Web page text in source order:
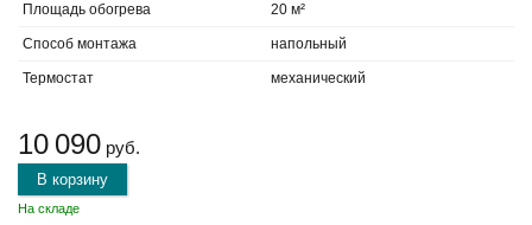
Площадь обогрева 20 м²
Способ монтажа напольный
Термостат механический
10 090 руб.
В корзину
На складе